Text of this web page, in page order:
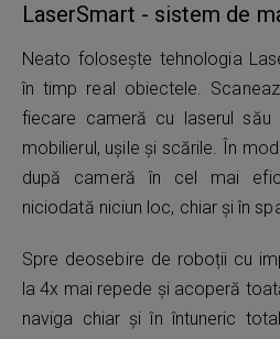
LaserSmart - sistem de
Neato folosește tehnologia
în timp real obiectele.
fiecare cameră cu laserul său
mobilierul, ușile și scările. În
după cameră în cel mai
niciodată niciun loc, chiar și în
Spre deosebire de roboții cu
la 4x mai repede și acoperă
naviga chiar și în întuneric